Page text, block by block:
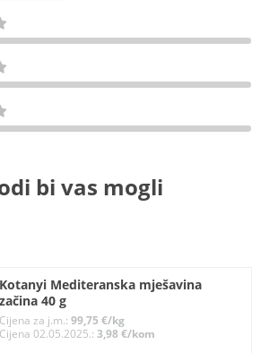
bi vas mogli
Kotanyi Mediteranska mješavina
začina 40 g
Cijena za j.m.: 99,75 €/kg
Cijena 02.05.2025.: 3,98 €/kom